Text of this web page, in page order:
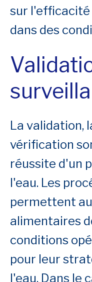
sur
dans des
La validation,
vérification
réussite d'un
l'eau. Les
permettent
alimentaires
conditions
pour leur
l'eau. Dans le